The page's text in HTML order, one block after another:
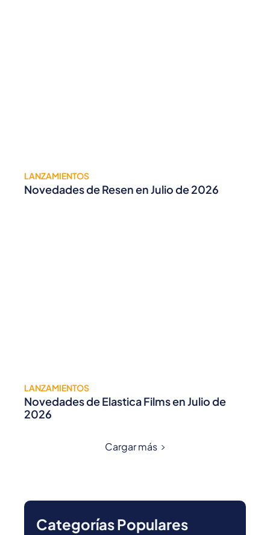
LANZAMIENTOS
Novedades de Resen en Julio de 2026
LANZAMIENTOS
Novedades de Elastica Films en Julio de
2026
Cargar más
Categorías Populares